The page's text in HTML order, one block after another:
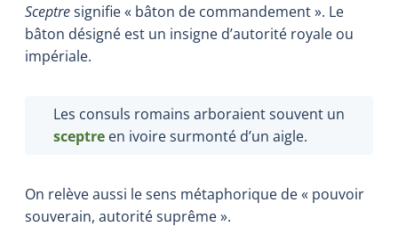
Sceptresignifie « bâton de commandement ». Le
bâton désigné est un insigne d’autorité royale ou
impériale.
Les consuls romains arboraient souvent un
sceptre en ivoire surmonté d’un aigle.
On relève aussi le sens métaphorique de « pouvoir
souverain, autorité suprême ».